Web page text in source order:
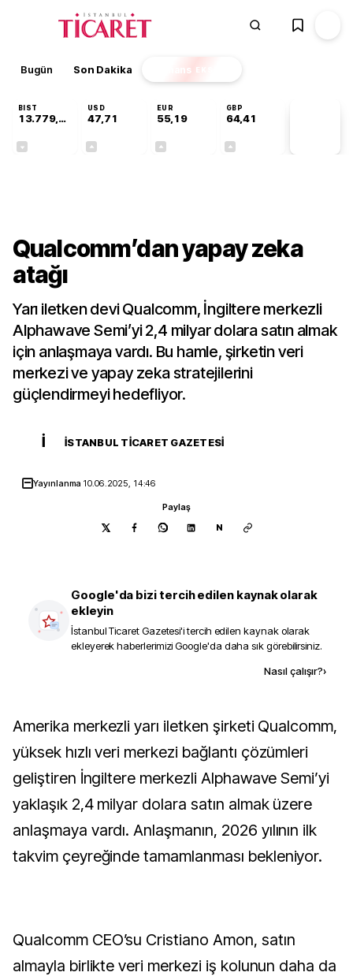
Bugün Son Dakika Finans EKSTRA
BIST
13.779,39
USD
47,71
EUR
55,19
GBP
64,41
Qualcomm’dan yapay zeka
atağı
Yarı iletken devi Qualcomm, İngiltere merkezli
Alphawave Semi’yi 2,4 milyar dolara satın almak
için anlaşmaya vardı. Bu hamle, şirketin veri
merkezi ve yapay zeka stratejilerini
güçlendirmeyi hedefliyor.
İ İSTANBUL TICARET GAZETESI
Yayınlanma 10.06.2025, 14:46
Paylaş
N
Google'da bizi tercih edilen kaynak olarak
ekleyin
İstanbul Ticaret Gazetesi'i tercih edilen kaynak olarak
ekleyerek haberlerimizi Google'da daha sık görebilirsiniz.
Nasıl çalışır?›
Amerika merkezli yarı iletken şirketi Qualcomm,
yüksek hızlı veri merkezi bağlantı çözümleri
geliştiren İngiltere merkezli Alphawave Semi’yi
yaklaşık 2,4 milyar dolara satın almak üzere
anlaşmaya vardı. Anlaşmanın, 2026 yılının ilk
takvim çeyreğinde tamamlanması bekleniyor.
Qualcomm CEO’su Cristiano Amon, satın
almayla birlikte veri merkezi iş kolunun daha da